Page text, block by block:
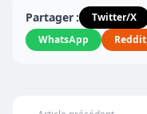
Partager : Twitter/X
WhatsApp
Reddit